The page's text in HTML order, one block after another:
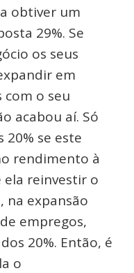
obtiver um
29%. Se
os seus
em
o seu
acabou aí. Só
20% se este
rendimento à
ela reinvestir o
na expansão
empregos,
20%. Então, é
o